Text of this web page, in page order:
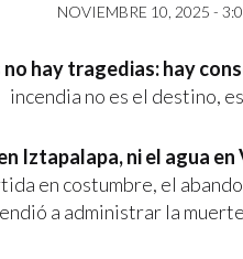
NOVIEMBRE 10, 2025 -
no hay tragedias: hay
incendia no es el destino,
Iztapalapa, ni el agua
en costumbre, el
a administrar la